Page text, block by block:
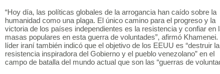
“Hoy día, las políticas globales de la arrogancia han caído sobre la
humanidad como una plaga. El único camino para el progreso y la
victoria de los países independientes es la resistencia y confiar en
masas populares en esta guerra de voluntades”, afirmó Khamenei.
líder iraní también indicó que el objetivo de los EEUU es “destruir la
resistencia inspiradora del Gobierno y el pueblo venezolano” en el
campo de batalla del mundo actual que son las “guerras de